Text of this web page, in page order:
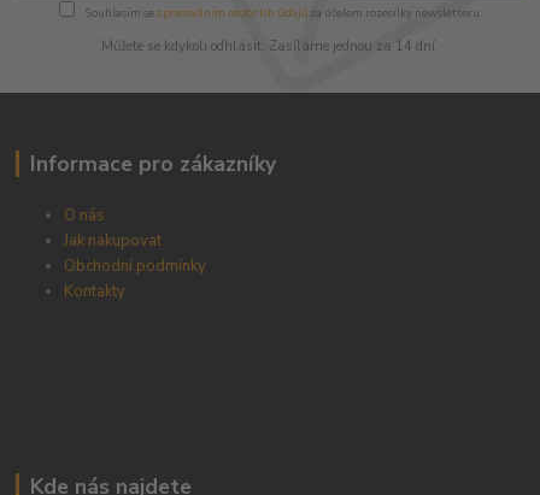
Souhlasím se zpracováním osobních údajůza účelem rozesílky newsletteru.
Můžete se kdykoli odhlásit. Zasíláme jednou za 14 dní.
Informace pro zákazníky
O nás
Jak nakupovat
Obchodní podmínky
Kontakty
Kde nás najdete